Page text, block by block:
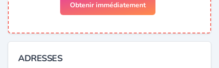
Obtenir immédiatement
ADRESSES